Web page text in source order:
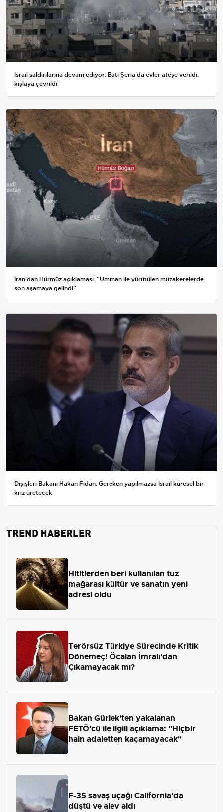
İsrail saldırılarına devam ediyor: Batı Şeria'da evler ateşe verildi,
kışlaya çevrildi
İran'dan Hürmüz açıklaması. "Umman ile yürütülen müzakerelerde
son aşamaya gelindi"
Dışişleri Bakanı Hakan Fidan: Gereken yapılmazsa İsrail küresel bir
kriz üretecek
TREND HABERLER
Hititlerden beri kullanılan tuz
mağarası kültür ve sanatın yeni
adresi oldu
Terörsüz Türkiye Sürecinde Kritik
Dönemeç! Öcalan İmralı'dan
Çıkamayacak mı?
Bakan Gürlek'ten yakalanan
FETÖ'cü ile ilgili açıklama: "Hiçbir
hain adaletten kaçamayacak"
F-35 savaş uçağı California'da
düştü ve alev aldı